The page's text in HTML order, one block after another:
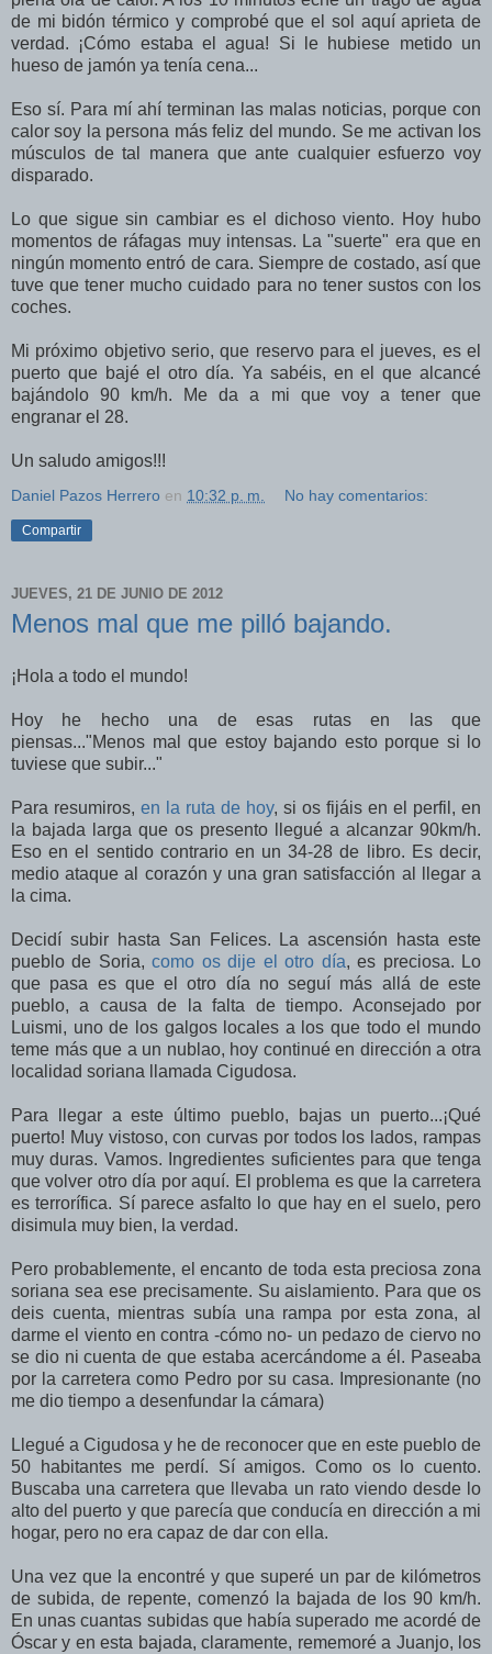
de mi bidón térmico y comprobé que el sol aquí aprieta de
verdad. ¡Cómo estaba el agua! Si le hubiese metido un
hueso de jamón ya tenía cena...
Eso sí. Para mí ahí terminan las malas noticias, porque con
calor soy la persona más feliz del mundo. Se me activan los
músculos de tal manera que ante cualquier esfuerzo voy
disparado.
Lo que sigue sin cambiar es el dichoso viento. Hoy hubo
momentos de ráfagas muy intensas. La "suerte" era que en
ningún momento entró de cara. Siempre de costado, así que
tuve que tener mucho cuidado para no tener sustos con los
coches.
Mi próximo objetivo serio, que reservo para el jueves, es el
puerto que bajé el otro día. Ya sabéis, en el que alcancé
bajándolo 90 km/h. Me da a mi que voy a tener que
engranar el 28.
Un saludo amigos!!!
Daniel Pazos Herrero en 10:32 p. m. No hay comentarios:
Compartir
JUEVES, 21 DE JUNIO DE 2012
Menos mal que me pilló bajando.
¡Hola a todo el mundo!
Hoy he hecho una de esas rutas en las que
piensas..."Menos mal que estoy bajando esto porque si lo
tuviese que subir..."
Para resumiros, en la ruta de hoy, si os fijáis en el perfil, en
la bajada larga que os presento llegué a alcanzar 90km/h.
Eso en el sentido contrario en un 34-28 de libro. Es decir,
medio ataque al corazón y una gran satisfacción al llegar a
la cima.
Decidí subir hasta San Felices. La ascensión hasta este
pueblo de Soria,como os dije el otro día, es preciosa. Lo
que pasa es que el otro día no seguí más allá de este
pueblo, a causa de la falta de tiempo. Aconsejado por
Luismi, uno de los galgos locales a los que todo el mundo
teme más que a un nublao, hoy continué en dirección a otra
localidad soriana llamada Cigudosa.
Para llegar a este último pueblo, bajas un puerto...¡Qué
puerto! Muy vistoso, con curvas por todos los lados, rampas
muy duras. Vamos. Ingredientes suficientes para que tenga
que volver otro día por aquí. El problema es que la carretera
es terrorífica. Sí parece asfalto lo que hay en el suelo, pero
disimula muy bien, la verdad.
Pero probablemente, el encanto de toda esta preciosa zona
soriana sea ese precisamente. Su aislamiento. Para que os
deis cuenta, mientras subía una rampa por esta zona, al
darme el viento en contra -cómo no- un pedazo de ciervo no
se dio ni cuenta de que estaba acercándome a él. Paseaba
por la carretera como Pedro por su casa. Impresionante (no
me dio tiempo a desenfundar la cámara)
Llegué a Cigudosa y he de reconocer que en este pueblo de
50 habitantes me perdí. Sí amigos. Como os lo cuento.
Buscaba una carretera que llevaba un rato viendo desde lo
alto del puerto y que parecía que conducía en dirección a mi
hogar, pero no era capaz de dar con ella.
Una vez que la encontré y que superé un par de kilómetros
de subida, de repente, comenzó la bajada de los 90 km/h.
En unas cuantas subidas que había superado me acordé de
Óscar y en esta bajada, claramente, rememoré a Juanjo, los